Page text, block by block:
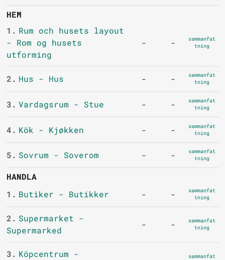
HEM
1. Rum och husets layout
- Rom og husets
utforming
- -
sammanfat
tning
2. Hus - Hus - -
sammanfat
tning
3. Vardagsrum - Stue - -
sammanfat
tning
4. Kök - Kjøkken - -
sammanfat
tning
5. Sovrum - Soverom - -
sammanfat
tning
HANDLA
1. Butiker - Butikker - -
sammanfat
tning
2. Supermarket -
Supermarked
- -
sammanfat
tning
3. Köpcentrum -
sammanfat